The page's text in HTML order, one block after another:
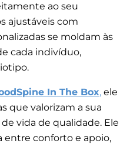
ao seu
ajustáveis com
se moldam às
cada indivíduo,
In The Box, ele
que valorizam a sua
vida de qualidade. Ele
entre conforto e apoio,